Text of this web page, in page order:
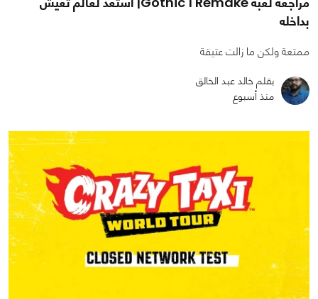
بداخله
ممتعة ولكن ما زالت عتيقة
بقلم خالد عبد الخالق
منذ أسبوع